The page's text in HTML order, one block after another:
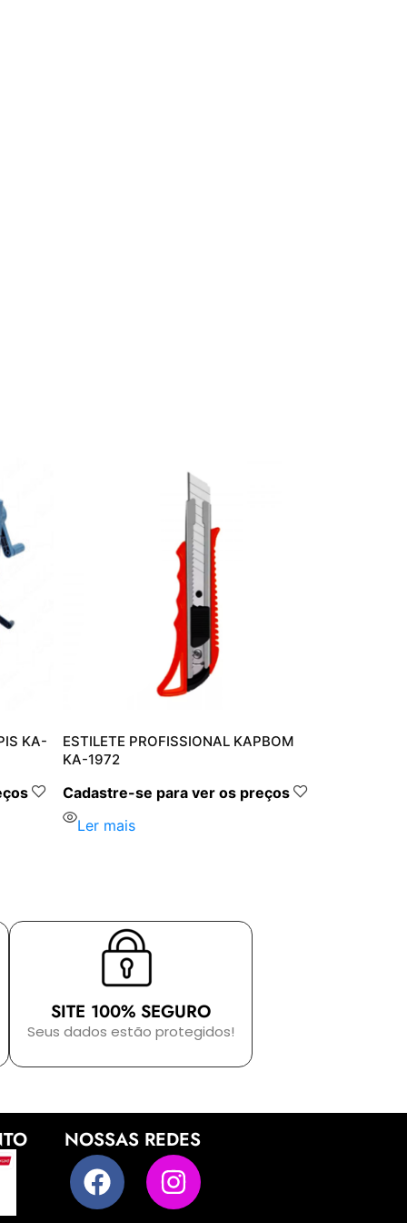
KA-
ESTILETE PROFISSIONAL KAPBOM
KA-1972
Cadastre-se para ver os preços
Ler mais
SITE 100% SEGURO
Seus dados estão protegidos!
NOSSAS REDES